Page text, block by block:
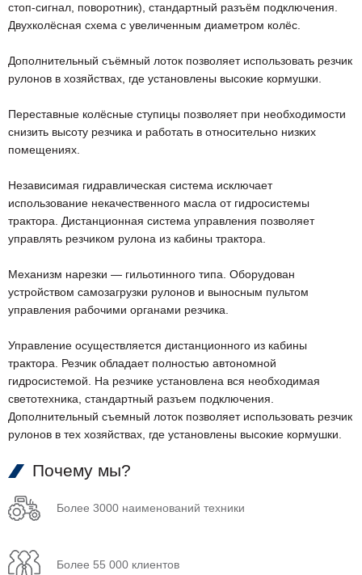
стоп-сигнал, поворотник), стандартный разъём подключения.
Двухколёсная схема с увеличенным диаметром колёс.
Дополнительный съёмный лоток позволяет использовать резчик
рулонов в хозяйствах, где установлены высокие кормушки.
Переставные колёсные ступицы позволяет при необходимости
снизить высоту резчика и работать в относительно низких
помещениях.
Независимая гидравлическая система исключает
использование некачественного масла от гидросистемы
трактора. Дистанционная система управления позволяет
управлять резчиком рулона из кабины трактора.
Механизм нарезки — гильотинного типа. Оборудован
устройством самозагрузки рулонов и выносным пультом
управления рабочими органами резчика.
Управление осуществляется дистанционного из кабины
трактора. Резчик обладает полностью автономной
гидросистемой. На резчике установлена вся необходимая
светотехника, стандартный разъем подключения.
Дополнительный съемный лоток позволяет использовать резчик
рулонов в тех хозяйствах, где установлены высокие кормушки.
Почему мы?
Более 3000 наименований техники
Более 55 000 клиентов